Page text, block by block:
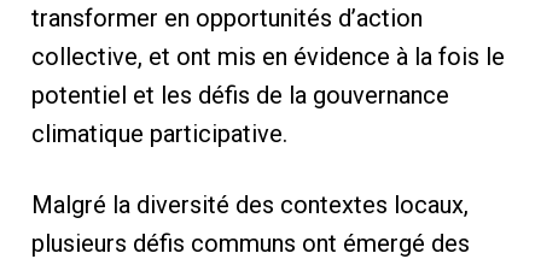
transformer en opportunités d’action
collective, et ont mis en évidence à la fois le
potentiel et les défis de la gouvernance
climatique participative.
Malgré la diversité des contextes locaux,
plusieurs défis communs ont émergé des